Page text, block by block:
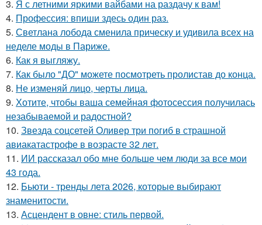
3. Я с летними яркими вайбами на раздачу к вам!
4. Профессия: впиши здесь один раз.
5. Светлана лобода сменила прическу и удивила всех на
неделе моды в Париже.
6. Как я выгляжу.
7. Как было "ДО" можете посмотреть пролистав до конца.
8. Не изменяй лицо, черты лица.
9. Хотите, чтобы ваша семейная фотосессия получилась
незабываемой и радостной?
10. Звезда соцсетей Оливер три погиб в страшной
авиакатастрофе в возрасте 32 лет.
11. ИИ рассказал обо мне больше чем люди за все мои
43 года.
12. Бьюти - тренды лета 2026, которые выбирают
знаменитости.
13. Асцендент в овне: стиль первой.